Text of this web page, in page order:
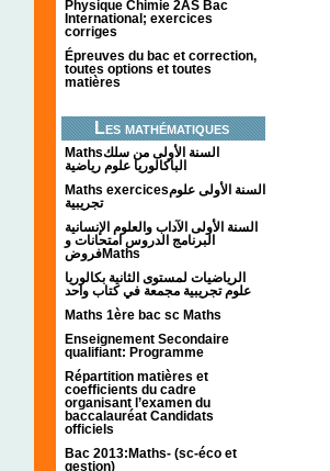
Physique Chimie 2AS Bac
International; exercices
corriges
Épreuves du bac et correction,
toutes options et toutes
matières
Les mathématiques
Mathsالسنة الأولى من سلك
الباكالوريا علوم رياضية
Maths exercicesالسنة الأولى علوم
تجريبية
السنة الأولى الآداب والعلوم الإنسانية
البرنامج الدروس امتحانات و
فروضMaths
الرياضيات لمستوى الثانية بكالوريا
علوم تجريبية مجمعة في كتاب واحد
Maths 1ère bac sc Maths
Enseignement Secondaire
qualifiant: Programme
Répartition matières et
coefficients du cadre
organisant l’examen du
baccalauréat Candidats
officiels
Bac 2013:Maths- (sc-éco et
gestion)